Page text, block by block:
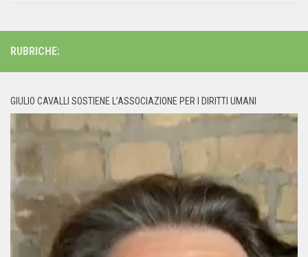
RUBRICHE:
GIULIO CAVALLI SOSTIENE L’ASSOCIAZIONE PER I DIRITTI UMANI
Player